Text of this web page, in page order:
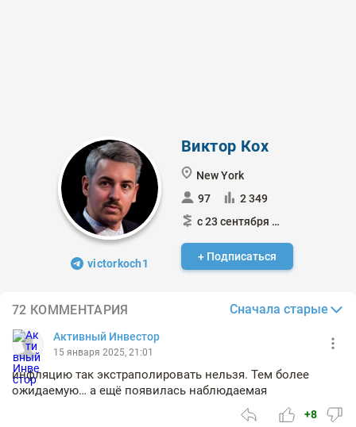
victorkoch1
Виктор Кох
New York
97
2 349
с 23 сентября 2022
+ Подписаться
72 КОММЕНТАРИЯ Сначала старые
Активный Инвестор
15 января 2025, 21:01
инфляцию так экстраполировать нельзя. Тем более
ожидаемую… а ещё появилась наблюдаемая
+8